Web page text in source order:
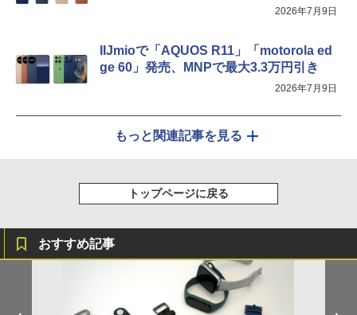
2026年7月9日
IIJmioで「AQUOS R11」「motorola ed
ge 60」発売、MNPで最大3.3万円引き
2026年7月9日
もっと関連記事を見る
トップページに戻る
おすすめ記事